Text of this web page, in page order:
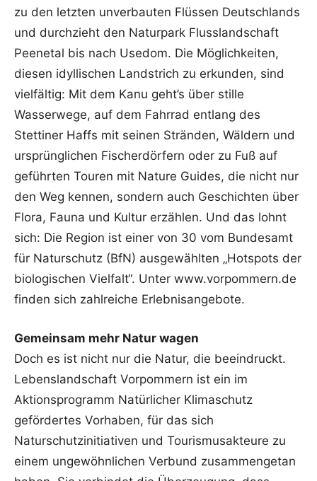
zu den letzten unverbauten Flüssen Deutschlands
und durchzieht den Naturpark Flusslandschaft
Peenetal bis nach Usedom. Die Möglichkeiten,
diesen idyllischen Landstrich zu erkunden, sind
vielfältig: Mit dem Kanu geht’s über stille
Wasserwege, auf dem Fahrrad entlang des
Stettiner Haffs mit seinen Stränden, Wäldern und
ursprünglichen Fischerdörfern oder zu Fuß auf
geführten Touren mit Nature Guides, die nicht nur
den Weg kennen, sondern auch Geschichten über
Flora, Fauna und Kultur erzählen. Und das lohnt
sich: Die Region ist einer von 30 vom Bundesamt
für Naturschutz (BfN) ausgewählten „Hotspots der
biologischen Vielfalt“. Unter www.vorpommern.de
finden sich zahlreiche Erlebnisangebote.
Gemeinsam mehr Natur wagen
Doch es ist nicht nur die Natur, die beeindruckt.
Lebenslandschaft Vorpommern ist ein im
Aktionsprogramm Natürlicher Klimaschutz
gefördertes Vorhaben, für das sich
Naturschutzinitiativen und Tourismusakteure zu
einem ungewöhnlichen Verbund zusammengetan